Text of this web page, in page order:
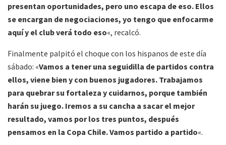
presentan oportunidades, pero uno escapa de eso. Ellos
se encargan de negociaciones, yo tengo que enfocarme
aquí y el club verá todo eso«, recalcó.
Finalmente palpitó el choque con los hispanos de este día
sábado: «Vamos a tener una seguidilla de partidos contra
ellos, viene bien y con buenos jugadores. Trabajamos
para quebrar su fortaleza y cuidarnos, porque también
harán su juego. Iremos a su cancha a sacar el mejor
resultado, vamos por los tres puntos, después
pensamos en la Copa Chile. Vamos partido a partido«.